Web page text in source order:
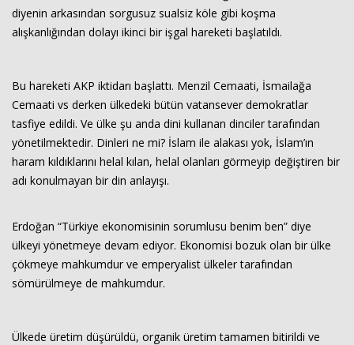
diyenin arkasından sorgusuz sualsiz köle gibi koşma
alışkanlığından dolayı ikinci bir işgal hareketi başlatıldı.
Bu hareketi AKP iktidarı başlattı. Menzil Cemaati, İsmailağa
Cemaati vs derken ülkedeki bütün vatansever demokratlar
tasfiye edildi. Ve ülke şu anda dini kullanan dinciler tarafından
yönetilmektedir. Dinleri ne mi? İslam ile alakası yok, İslam’ın
haram kıldıklarını helal kılan, helal olanları görmeyip değiştiren bir
adı konulmayan bir din anlayışı.
Erdoğan “Türkiye ekonomisinin sorumlusu benim ben” diye
ülkeyi yönetmeye devam ediyor. Ekonomisi bozuk olan bir ülke
çökmeye mahkumdur ve emperyalist ülkeler tarafından
sömürülmeye de mahkumdur.
Ülkede üretim düşürüldü, organik üretim tamamen bitirildi ve